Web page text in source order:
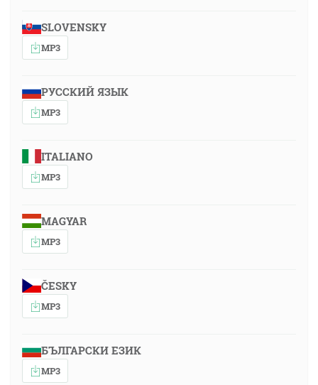
SLOVENSKY
MP3
РУССКИЙ ЯЗЫК
MP3
ITALIANO
MP3
MAGYAR
MP3
ČESKY
MP3
БЪЛГАРСКИ ЕЗИК
MP3